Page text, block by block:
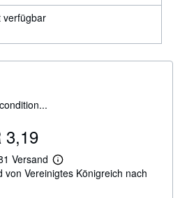
verfügbar
3,19
Versand
W
e
von Vereinigtes Königreich nach